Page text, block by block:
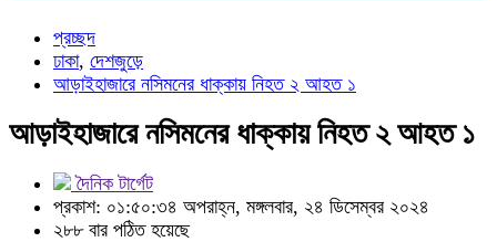
প্রচ্ছদ
ঢাকা, দেশজুড়ে
আড়াইহাজারে নসিমনের ধাক্কায় নিহত ২ আহত ১
আড়াইহাজারে নসিমনের ধাক্কায় নিহত ২ আহত ১
দৈনিক টার্গেট
প্রকাশ: ০১:৫০:৩৪ অপরাহ্ন, মঙ্গলবার, ২৪ ডিসেম্বর ২০২৪
২৮৮ বার পঠিত হয়েছে